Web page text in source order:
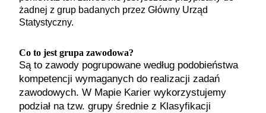
żadnej z grup badanych przez Główny Urząd
Statystyczny.
Co to jest grupa zawodowa?
Są to zawody pogrupowane według podobieństwa
kompetencji wymaganych do realizacji zadań
zawodowych. W Mapie Karier wykorzystujemy
podział na tzw. grupy średnie z Klasyfikacji